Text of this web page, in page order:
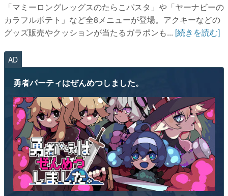
「マミーロングレッグスのたらこパスタ」や「ヤーナビーの
カラフルポテト」など全8メニューが登場。アクキーなどの
グッズ販売やクッションが当たるガラポンも... [続きを読む]
AD
勇者パーティはぜんめつしました。